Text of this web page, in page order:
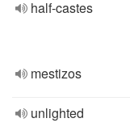
half-castes
mestizos
unlighted